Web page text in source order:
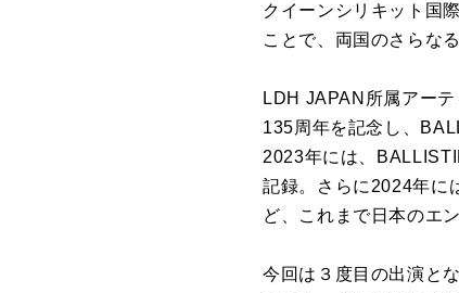
クイーンシリキット国
ことで、両国のさらな
LDH JAPAN所属アー
135周年を記念し、
2023年には、
記録。さらに2024年に
ど、これまで日本のエ
今回は３度目の出演と